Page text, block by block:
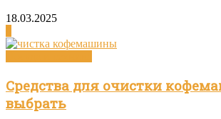
18.03.2025
Средства для очистки
выбрать